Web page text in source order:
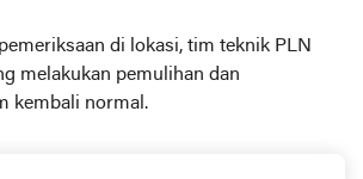
di lokasi, tim teknik PLN
melakukan pemulihan dan
kembali normal.